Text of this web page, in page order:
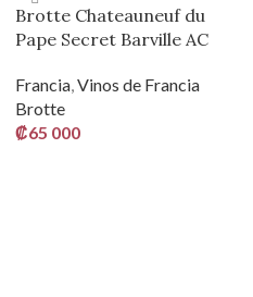
Brotte Chateauneuf du
Pape Secret Barville AC
Francia,Vinos de Francia
Brotte
₡65 000